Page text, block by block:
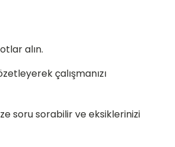
alın.
çalışmanızı
soru sorabilir ve eksiklerinizi